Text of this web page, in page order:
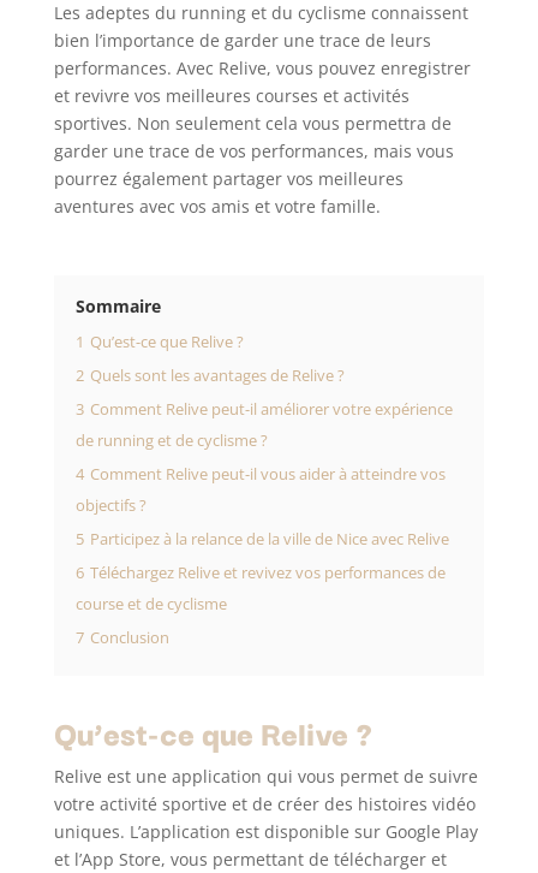
Les adeptes du running et du cyclisme connaissent
bien l’importance de garder une trace de leurs
performances. Avec Relive, vous pouvez enregistrer
et revivre vos meilleures courses et activités
sportives. Non seulement cela vous permettra de
garder une trace de vos performances, mais vous
pourrez également partager vos meilleures
aventures avec vos amis et votre famille.
Sommaire
1 Qu’est-ce que Relive ?
2 Quels sont les avantages de Relive ?
3 Comment Relive peut-il améliorer votre expérience
de running et de cyclisme ?
4 Comment Relive peut-il vous aider à atteindre vos
objectifs ?
5 Participez à la relance de la ville de Nice avec Relive
6 Téléchargez Relive et revivez vos performances de
course et de cyclisme
7 Conclusion
Qu’est-ce que Relive ?
Relive est une application qui vous permet de suivre
votre activité sportive et de créer des histoires vidéo
uniques. L’application est disponible sur Google Play
et l’App Store, vous permettant de télécharger et